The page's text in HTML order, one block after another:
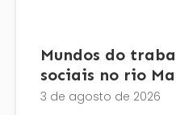
Mundos do
sociais no rio
3 de agosto de 2026